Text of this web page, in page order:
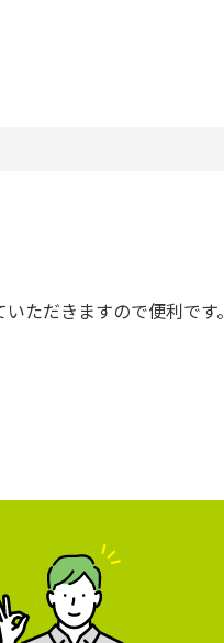
ただきますので便利です。